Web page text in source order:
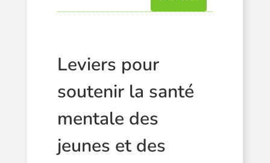
Leviers pour
soutenir la santé
mentale des
jeunes et des